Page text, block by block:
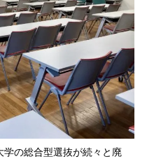
の総合型選抜が続々と廃